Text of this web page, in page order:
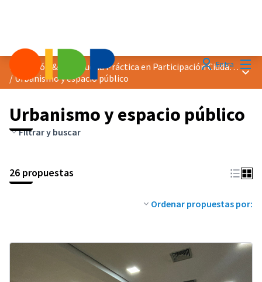
EntraDistinción &quot;Buena Práctica en Participación Ciudadana&quot; 2024
/Urbanismo y espacio público
Urbanismo y espacio público
Filtrar y buscar
26 propuestas
Ordenar propuestas por: